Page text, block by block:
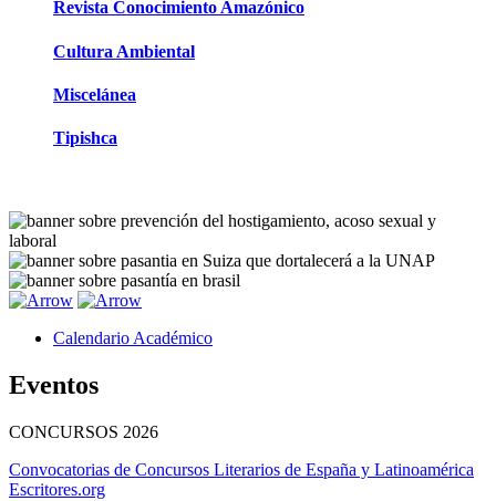
Revista Conocimiento Amazónico
Cultura Ambiental
Miscelánea
Tipishca
Calendario Académico
Eventos
CONCURSOS 2026
Convocatorias de Concursos Literarios de España y Latinoamérica
Escritores.org